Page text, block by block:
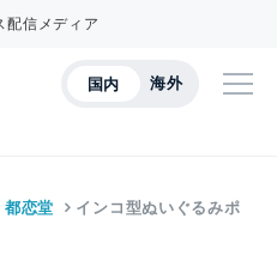
配信メディア
国内 海外
都恋堂 インコ型ぬいぐるみポ